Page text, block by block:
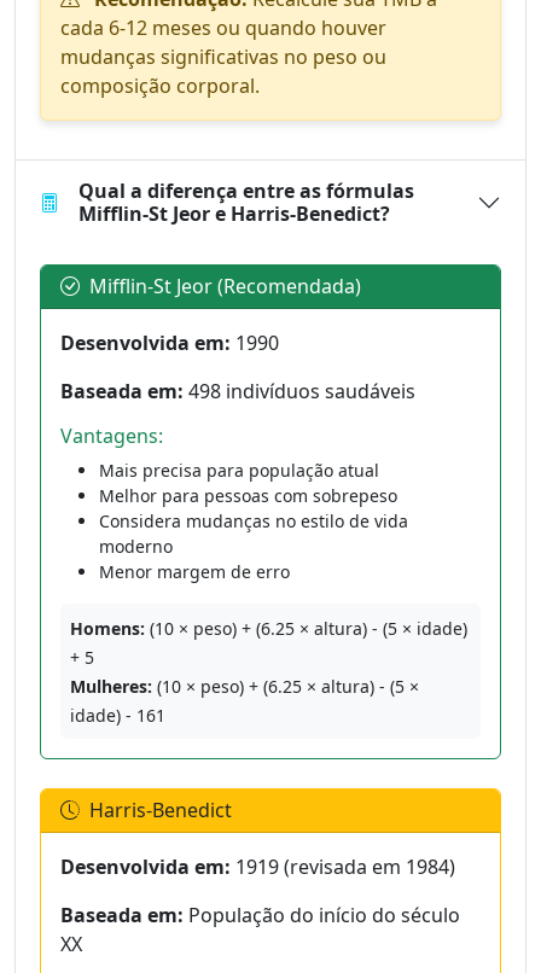
cada 6-12 meses ou quando houver
mudanças significativas no peso ou
composição corporal.
Qual a diferença entre as fórmulas
Mifflin-St Jeor e Harris-Benedict?
Mifflin-St Jeor (Recomendada)
Desenvolvida em: 1990
Baseada em: 498 indivíduos saudáveis
Vantagens:
Mais precisa para população atual
Melhor para pessoas com sobrepeso
Considera mudanças no estilo de vida
moderno
Menor margem de erro
Homens: (10 × peso) + (6.25 × altura) - (5 × idade)
+ 5
Mulheres: (10 × peso) + (6.25 × altura) - (5 ×
idade) - 161
Harris-Benedict
Desenvolvida em: 1919 (revisada em 1984)
Baseada em: População do início do século
XX